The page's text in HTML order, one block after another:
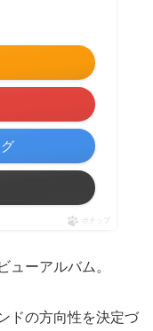
ポチップ
ューアルバム。
ドの方向性を決定づ